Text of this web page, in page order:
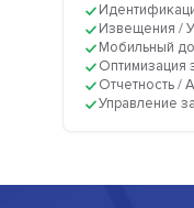
Извещения /
Мобильный
Оптимизация
Отчетность /
Управление